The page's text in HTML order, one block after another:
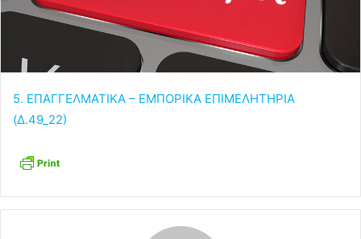
l
5. ΕΠΑΓΓΕΛΜΑΤΙΚΑ – ΕΜΠΟΡΙΚΑ ΕΠΙΜΕΛΗΤΗΡΙΑ
(Δ.49_22)